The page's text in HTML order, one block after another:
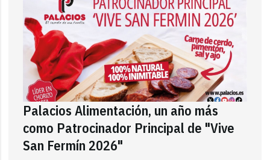
Palacios Alimentación, un año más
como Patrocinador Principal de "Vive
San Fermín 2026"